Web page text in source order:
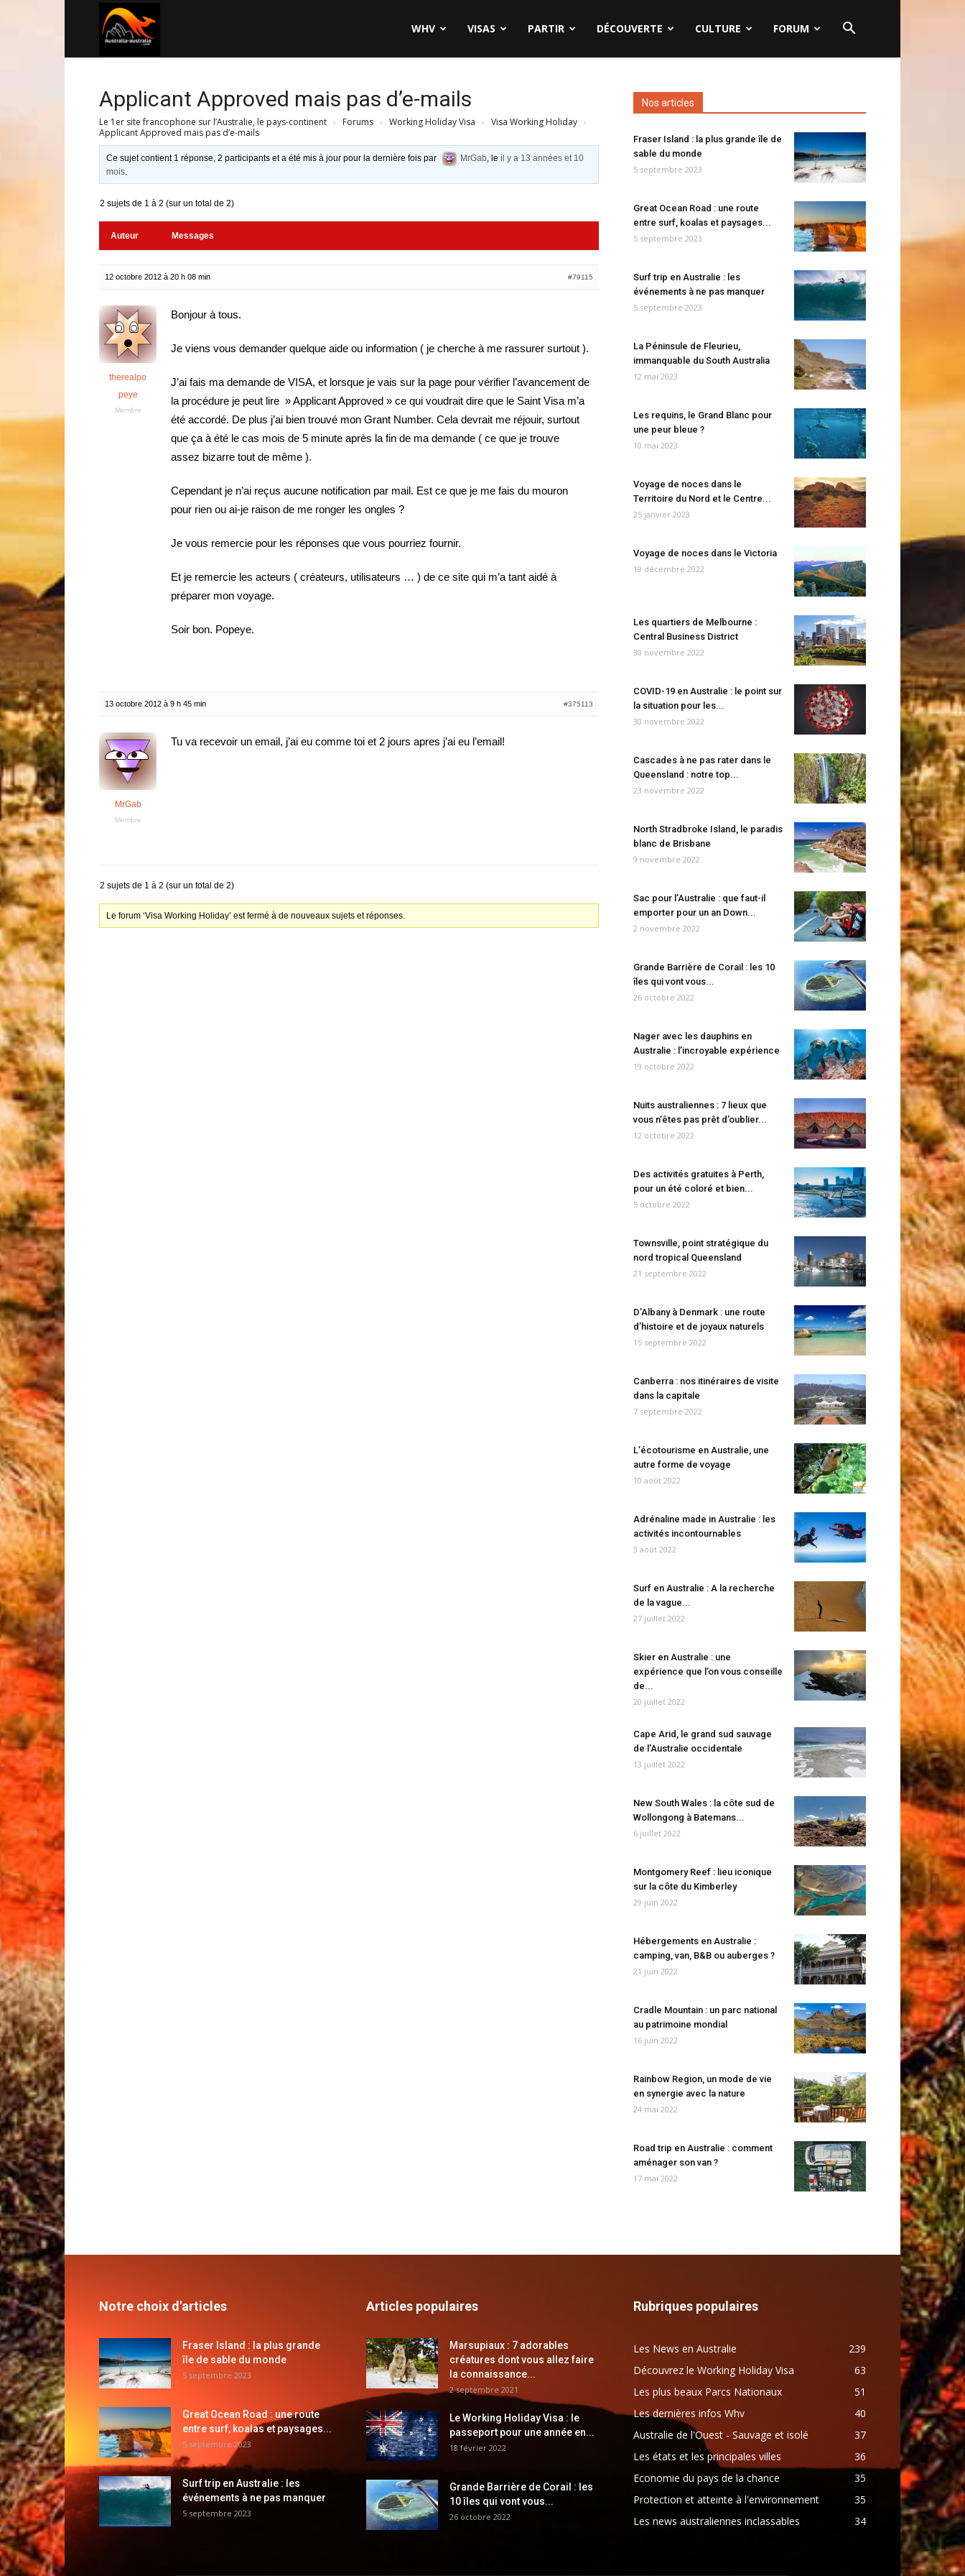
WHV VISAS PARTIR DÉCOUVERTE CULTURE FORUM
Applicant Approved mais pas d’e-mails
Le 1er site francophone sur l’Australie, le pays-continent › Forums › Working Holiday Visa › Visa Working Holiday ›
Applicant Approved mais pas d’e-mails
Ce sujet contient 1 réponse, 2 participants et a été mis à jour pour la dernière fois par MrGab, leil y a 13 années et 10
mois.
2 sujets de 1 à 2 (sur un total de 2)
Auteur Messages
12 octobre 2012 à 20 h 08 min #79115
therealpo
peye
Membre
Bonjour à tous.
Je viens vous demander quelque aide ou information ( je cherche à me rassurer surtout ).
J’ai fais ma demande de VISA, et lorsque je vais sur la page pour vérifier l’avancement de
la procédure je peut lire » Applicant Approved » ce qui voudrait dire que le Saint Visa m’a
été accordé. De plus j’ai bien trouvé mon Grant Number. Cela devrait me réjouir, surtout
que ça à été le cas mois de 5 minute après la fin de ma demande ( ce que je trouve
assez bizarre tout de même ).
Cependant je n’ai reçus aucune notification par mail. Est ce que je me fais du mouron
pour rien ou ai-je raison de me ronger les ongles ?
Je vous remercie pour les réponses que vous pourriez fournir.
Et je remercie les acteurs ( créateurs, utilisateurs … ) de ce site qui m’a tant aidé à
préparer mon voyage.
Soir bon. Popeye.
13 octobre 2012 à 9 h 45 min #375113
MrGab
Membre
Tu va recevoir un email, j’ai eu comme toi et 2 jours apres j’ai eu l’email!
2 sujets de 1 à 2 (sur un total de 2)
Le forum ‘Visa Working Holiday’ est fermé à de nouveaux sujets et réponses.
Nos articles
Fraser Island : la plus grande île de
sable du monde
5 septembre 2023
Great Ocean Road : une route
entre surf, koalas et paysages...
5 septembre 2023
Surf trip en Australie : les
événements à ne pas manquer
5 septembre 2023
La Péninsule de Fleurieu,
immanquable du South Australia
12 mai 2023
Les requins, le Grand Blanc pour
une peur bleue ?
10 mai 2023
Voyage de noces dans le
Territoire du Nord et le Centre...
25 janvier 2023
Voyage de noces dans le Victoria
19 décembre 2022
Les quartiers de Melbourne :
Central Business District
30 novembre 2022
COVID-19 en Australie : le point sur
la situation pour les...
30 novembre 2022
Cascades à ne pas rater dans le
Queensland : notre top...
23 novembre 2022
North Stradbroke Island, le paradis
blanc de Brisbane
9 novembre 2022
Sac pour l’Australie : que faut-il
emporter pour un an Down...
2 novembre 2022
Grande Barrière de Corail : les 10
îles qui vont vous...
26 octobre 2022
Nager avec les dauphins en
Australie : l’incroyable expérience
19 octobre 2022
Nuits australiennes : 7 lieux que
vous n’êtes pas prêt d’oublier...
12 octobre 2022
Des activités gratuites à Perth,
pour un été coloré et bien...
5 octobre 2022
Townsville, point stratégique du
nord tropical Queensland
21 septembre 2022
D’Albany à Denmark : une route
d’histoire et de joyaux naturels
15 septembre 2022
Canberra : nos itinéraires de visite
dans la capitale
7 septembre 2022
L’écotourisme en Australie, une
autre forme de voyage
10 août 2022
Adrénaline made in Australie : les
activités incontournables
3 août 2022
Surf en Australie : A la recherche
de la vague...
27 juillet 2022
Skier en Australie : une
expérience que l’on vous conseille
de...
20 juillet 2022
Cape Arid, le grand sud sauvage
de l’Australie occidentale
13 juillet 2022
New South Wales : la côte sud de
Wollongong à Batemans...
6 juillet 2022
Montgomery Reef : lieu iconique
sur la côte du Kimberley
29 juin 2022
Hébergements en Australie :
camping, van, B&B ou auberges ?
21 juin 2022
Cradle Mountain : un parc national
au patrimoine mondial
16 juin 2022
Rainbow Region, un mode de vie
en synergie avec la nature
24 mai 2022
Road trip en Australie : comment
aménager son van ?
17 mai 2022
Notre choix d'articles
Fraser Island : la plus grande
île de sable du monde
5 septembre 2023
Great Ocean Road : une route
entre surf, koalas et paysages...
5 septembre 2023
Surf trip en Australie : les
événements à ne pas manquer
5 septembre 2023
Articles populaires
Marsupiaux : 7 adorables
créatures dont vous allez faire
la connaissance...
2 septembre 2021
Le Working Holiday Visa : le
passeport pour une année en...
18 février 2022
Grande Barrière de Corail : les
10 îles qui vont vous...
26 octobre 2022
Rubriques populaires
Les News en Australie
239
Découvrez le Working Holiday Visa
63
Les plus beaux Parcs Nationaux
51
Les dernières infos Whv
40
Australie de l'Ouest - Sauvage et isolé
37
Les états et les principales villes
36
Economie du pays de la chance
35
Protection et atteinte à l'environnement
35
Les news australiennes inclassables
34